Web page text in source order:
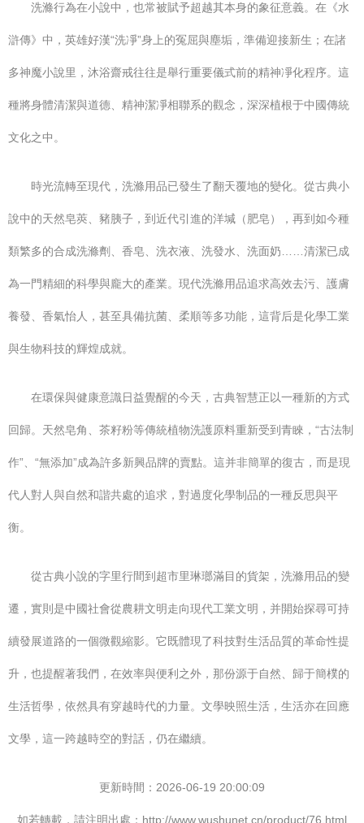
洗滌行為在小說中，也常被賦予超越其本身的象征意義。在《水
滸傳》中，英雄好漢“洗凈”身上的冤屈與塵垢，準備迎接新生；在諸
多神魔小說里，沐浴齋戒往往是舉行重要儀式前的精神凈化程序。這
種將身體清潔與道德、精神潔凈相聯系的觀念，深深植根于中國傳統
文化之中。
時光流轉至現代，洗滌用品已發生了翻天覆地的變化。從古典小
說中的天然皂莢、豬胰子，到近代引進的洋堿（肥皂），再到如今種
類繁多的合成洗滌劑、香皂、洗衣液、洗發水、洗面奶……清潔已成
為一門精細的科學與龐大的產業。現代洗滌用品追求高效去污、護膚
養發、香氣怡人，甚至具備抗菌、柔順等多功能，這背后是化學工業
與生物科技的輝煌成就。
在環保與健康意識日益覺醒的今天，古典智慧正以一種新的方式
回歸。天然皂角、茶籽粉等傳統植物洗護原料重新受到青睞，“古法制
作”、“無添加”成為許多新興品牌的賣點。這并非簡單的復古，而是現
代人對人與自然和諧共處的追求，對過度化學制品的一種反思與平
衡。
從古典小說的字里行間到超市里琳瑯滿目的貨架，洗滌用品的變
遷，實則是中國社會從農耕文明走向現代工業文明，并開始探尋可持
續發展道路的一個微觀縮影。它既體現了科技對生活品質的革命性提
升，也提醒著我們，在效率與便利之外，那份源于自然、歸于簡樸的
生活哲學，依然具有穿越時代的力量。文學映照生活，生活亦在回應
文學，這一跨越時空的對話，仍在繼續。
更新時間：2026-06-19 20:00:09
如若轉載，請注明出處：http://www.wushunet.cn/product/76.html